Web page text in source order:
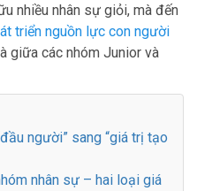
nhiều nhân sự giỏi, mà đến
triển nguồn lực con người
giữa các nhóm Junior và
người” sang “giá trị tạo
nhân sự – hai loại giá